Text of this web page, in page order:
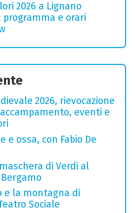
2026 a Lignano
programma e orari
2026, rievocazione
eventi e
e ossa, con Fabio De
di Verdi al
e la montagna di
Sociale